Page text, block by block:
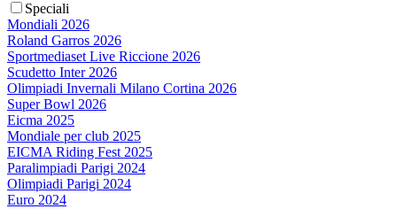
Speciali
Mondiali 2026
Roland Garros 2026
Sportmediaset Live Riccione 2026
Scudetto Inter 2026
Olimpiadi Invernali Milano Cortina 2026
Super Bowl 2026
Eicma 2025
Mondiale per club 2025
EICMA Riding Fest 2025
Paralimpiadi Parigi 2024
Olimpiadi Parigi 2024
Euro 2024